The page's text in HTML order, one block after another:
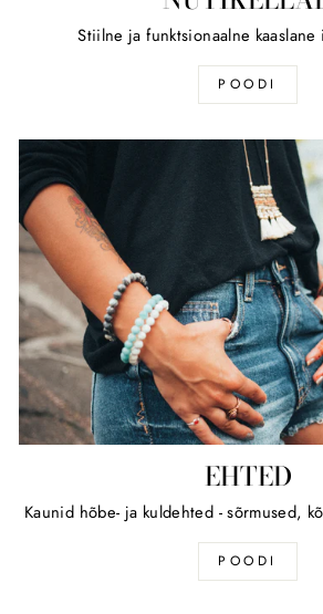
Stiilne ja funktsionaalne kaaslane
POODI
EHTED
Kaunid hõbe- ja kuldehted - sõrmused,
POODI